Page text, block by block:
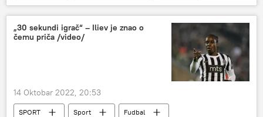
Fudbal
Rade Bogdanović
FK Crvena zvezda
FK Partizan
Fudbalska reprezentacija Srbije
„30 sekundi igrač“ – Iliev je znao o
čemu priča /video/
14 Oktobar 2022, 20:53
SPORT Sport
Fudbal